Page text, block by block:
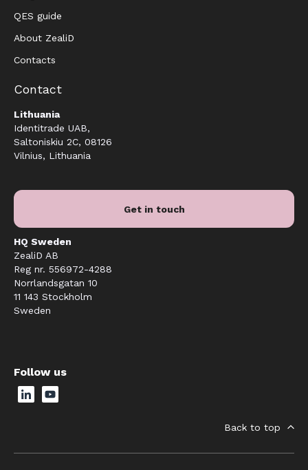
QES guide
About ZealiD
Contacts
Contact
Lithuania
Identitrade UAB,
Saltoniskiu 2C, 08126
Vilnius, Lithuania
Get in touch
HQ Sweden
ZealiD AB
Reg nr. 556972-4288
Norrlandsgatan 10
11 143 Stockholm
Sweden
Follow us
Back to top